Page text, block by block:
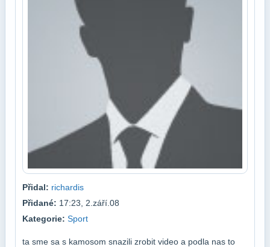
Přidal: richardis
Přidané: 17:23, 2.září.08
Kategorie: Sport
ta sme sa s kamosom snazili zrobit video a podla nas to